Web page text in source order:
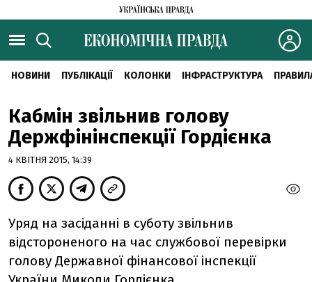
НОВИНИ ПУБЛІКАЦІЇ КОЛОНКИ ІНФРАСТРУКТУРА
Кабмін звільнив голову
Держфінінспекції Гордієнка
4 КВІТНЯ 2015, 14:39
Уряд на засіданні в суботу звільнив
відстороненого на час службової перевірки
голову Державної фінансової інспекції